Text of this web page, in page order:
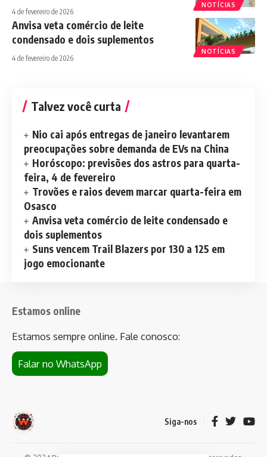
NOTÍCIAS
4 de fevereiro de 2026
NOTÍCIAS
Anvisa veta comércio de leite
condensado e dois suplementos
4 de fevereiro de 2026
Talvez você curta
Nio cai após entregas de janeiro levantarem
preocupações sobre demanda de EVs na China
Horóscopo: previsões dos astros para quarta-
feira, 4 de fevereiro
Trovões e raios devem marcar quarta-feira em
Osasco
Anvisa veta comércio de leite condensado e
dois suplementos
Suns vencem Trail Blazers por 130 a 125 em
jogo emocionante
Estamos online
Estamos sempre online. Fale conosco:
Falar no WhatsApp
Siga-nos